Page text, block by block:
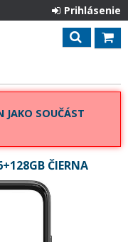
Prihlásenie
JAKO SOUČÁST
ČIERNA